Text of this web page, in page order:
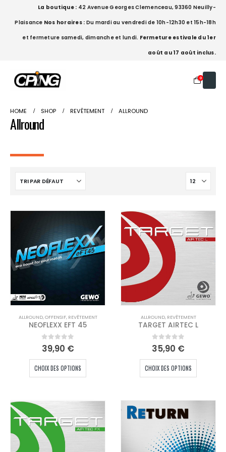
La boutique : 42 Avenue Georges Clemenceau, 93360 Neuilly-
Plaisance Nos horaires : Du mardi au vendredi de 10h-12h30 et 15h-18h
et fermeture samedi, dimanche et lundi. Fermeture estivale du 1er
août au 17 août inclus.
0
HOME SHOP REVÊTEMENT ALLROUND
Allround
ALLROUND,OFFENSIF, REVÊTEMENT
NEOFLEXX EFT 45
0out of 5
39,90 €
CHOIX DES OPTIONS
Les
options
ALLROUND, REVÊTEMENT
TARGET AIRTEC L
0out of 5
35,90 €
CHOIX DES OPTIONS
Les
options
peuvent